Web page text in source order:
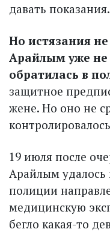
давать показания.
Но истязания
Арайлым уже не
обратилась в
защитное
жене. Но оно не
19 июля после
Арайлым удалось
полиции
медицинскую
бегло какая-то